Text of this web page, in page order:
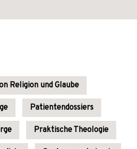
Religion und Glaube
Patientendossiers
Praktische Theologie